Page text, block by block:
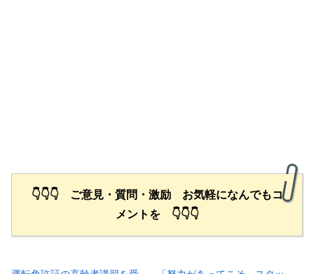
👇👇👇 ご意見・質問・激励 お気軽になんでもコ
メントを 👇👇👇